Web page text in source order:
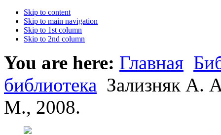
Skip to content
Skip to main navigation
Skip to 1st column
Skip to 2nd column
You are here: Главная
библиотека Зализняк А.
М., 2008.